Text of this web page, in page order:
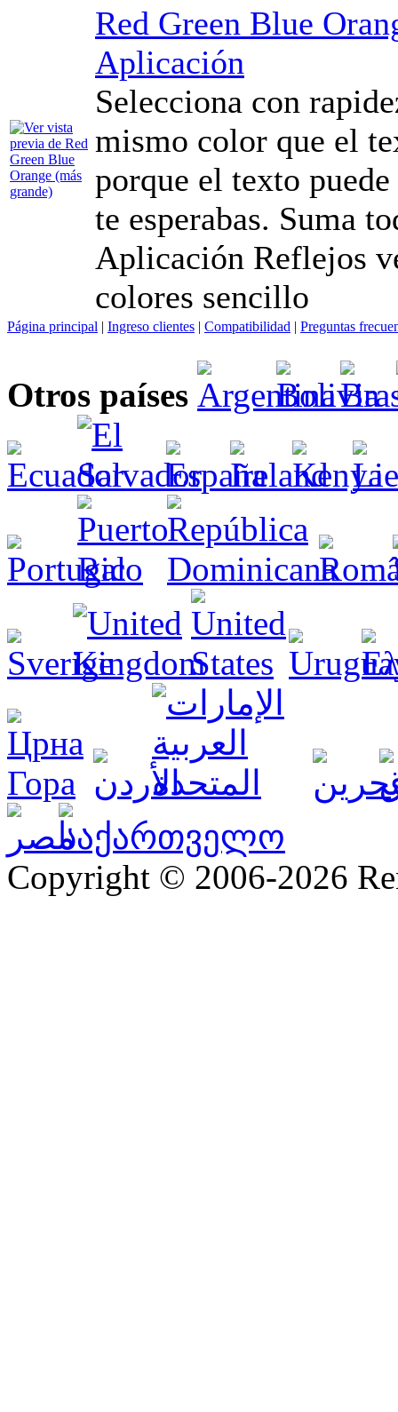
Red Green Blue
Aplicación
Selecciona con
mismo color que el
porque el texto
te esperabas. Suma
Aplicación Reflejos
colores sencillo
Página principal | Ingreso clientes | Compatibilidad | Preguntas
Otros países
Copyright © 2006-2026